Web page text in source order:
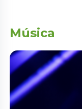
Música